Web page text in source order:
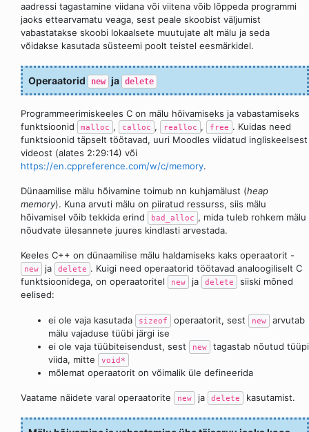
aadressi tagastamine viidana või viitena võib lõppeda programmi
jaoks ettearvamatu veaga, sest peale skoobist väljumist
vabastatakse skoobi lokaalsete muutujate alt mälu ja seda
võidakse kasutada süsteemi poolt teistel eesmärkidel.
Operaatorid new ja delete
Programmeerimiskeeles C on mälu hõivamiseks ja vabastamiseks
funktsioonid
malloc , calloc , realloc , free . Kuidas need
funktsioonid täpselt töötavad, uuri Moodles viidatud ingliskeelsest
videost (alates 2:29:14) või
https://en.cppreference.com/w/c/memory.
Dünaamilise mälu hõivamine toimub nn kuhjamälust (heap
memory). Kuna arvuti mälu on piiratud ressurss, siis mälu
hõivamisel võib tekkida erind
bad_alloc , mida tuleb rohkem mälu
nõudvate ülesannete juures kindlasti arvestada.
Keeles C++ on dünaamilise mälu haldamiseks kaks operaatorit -
new ja delete . Kuigi need operaatorid töötavad analoogiliselt C
funktsioonidega, on operaatoritel
new ja delete
siiski mõned
eelised:
ei ole vaja kasutada sizeof operaatorit, sest new
arvutab
mälu vajaduse tüübi järgi ise
ei ole vaja tüübiteisendust, sest
new
tagastab nõutud tüüpi
viida, mitte
void*
mõlemat operaatorit on võimalik üle defineerida
Vaatame näidete varal operaatorite new ja delete kasutamist.